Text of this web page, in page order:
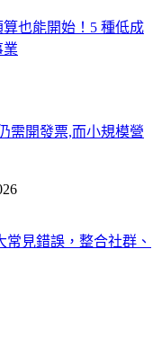
算也能開始！5 種低成
業
需開發票,而小規模營
常見錯誤，整合社群、